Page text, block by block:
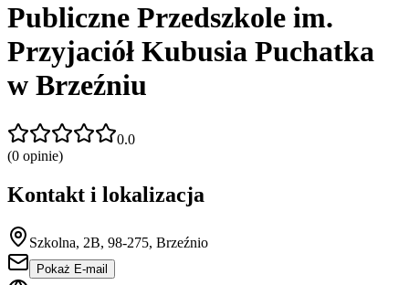
Publiczne Przedszkole im.
Przyjaciół Kubusia Puchatka
w Brzeźniu
0.0
(0 opinie)
Kontakt i lokalizacja
Szkolna, 2B, 98-275, Brzeźnio
Pokaż E-mail